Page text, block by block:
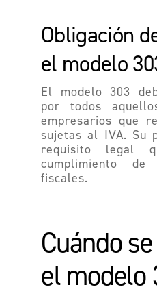
Obligación
el modelo
El modelo 303
por todos
empresarios que
sujetas al IVA. Su
requisito legal
cumplimiento de
fiscales.
Cuándo
el modelo